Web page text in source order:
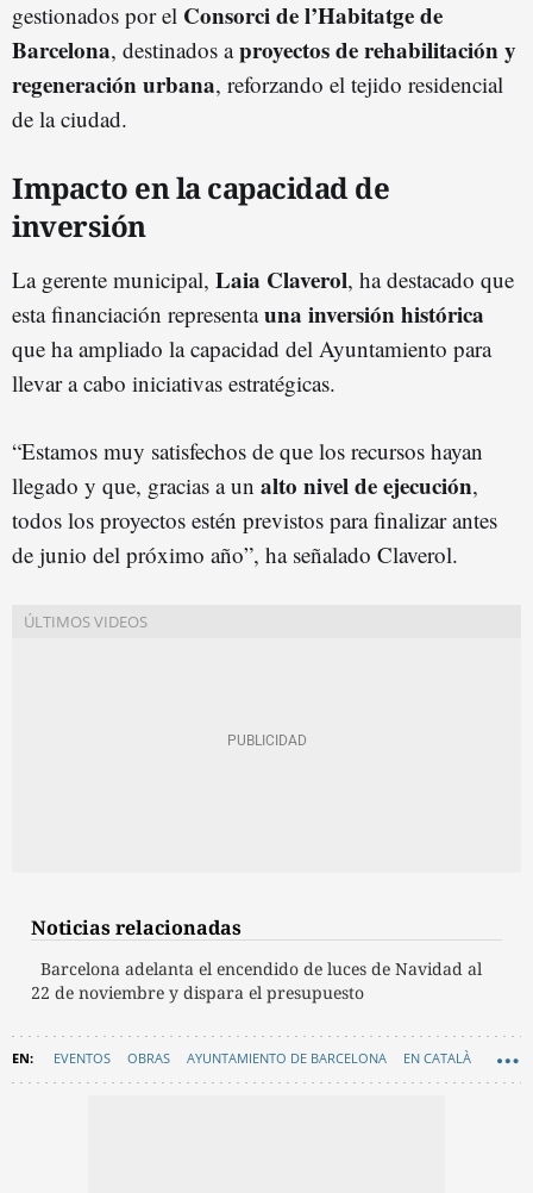
gestionados por el Consorci de l’Habitatge de
Barcelona, destinados aproyectos de rehabilitación y
regeneración urbana, reforzando el tejido residencial
de la ciudad.
Impacto en la capacidad de
inversión
La gerente municipal, Laia Claverol, ha destacado que
esta financiación representauna inversión histórica
que ha ampliado la capacidad del Ayuntamiento para
llevar a cabo iniciativas estratégicas.
“Estamos muy satisfechos de que los recursos hayan
llegado y que, gracias a un alto nivel de ejecución,
todos los proyectos estén previstos para finalizar antes
de junio del próximo año”, ha señalado Claverol.
Noticias relacionadas
Barcelona adelanta el encendido de luces de Navidad al
22 de noviembre y dispara el presupuesto
EVENTOS OBRAS AYUNTAMIENTO DE BARCELONA EN CATALÀ